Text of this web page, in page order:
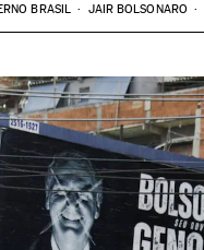
BRASIL JAIR BOLSONARO